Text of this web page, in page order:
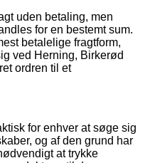
uden betaling, men
for en bestemt sum.
betalelige fragtform,
ved Herning, Birkerød
ordren til et
for enhver at søge sig
og af den grund har
at trykke